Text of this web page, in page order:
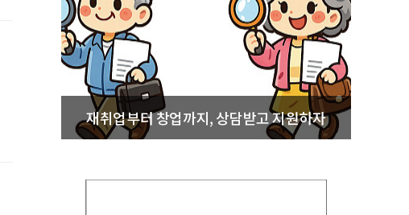
재취업부터 창업까지, 상담받고 지원하자